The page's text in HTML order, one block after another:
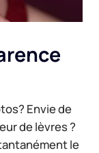
Envie de
de lèvres ?
le